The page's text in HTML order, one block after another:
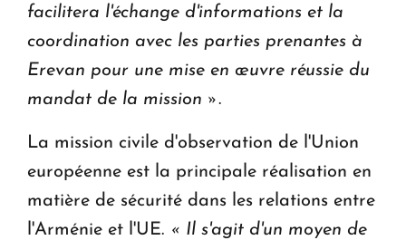
facilitera l'échange d'informations et la
coordination avec les parties prenantes à
Erevan pour une mise en œuvre réussie du
mandat de la mission ».
La mission civile d'observation de l'Union
européenne est la principale réalisation en
matière de sécurité dans les relations entre
l'Arménie et l'UE. « Il s'agit d'un moyen de